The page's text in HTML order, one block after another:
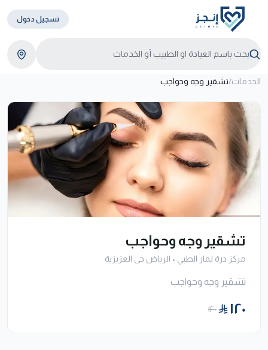
تسجيل دخول
الخدمات/تشقير وجه وحواجب
تشقير وجه وحواجب
مركز درة لمار الطبي • الرياض حى العزيزية
تشقير وجه وحواجب
١٢٠ ١٢٠